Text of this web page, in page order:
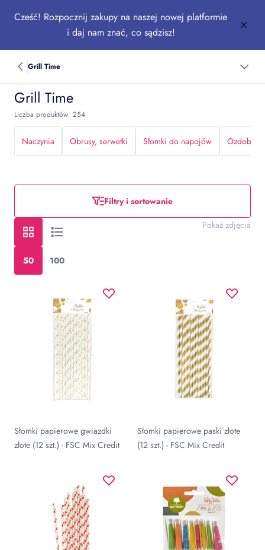
Cześć! Rozpocznij zakupy na naszej nowej platformie
i daj nam znać, co sądzisz!
Grill Time
Grill Time
Liczba produktów: 254
Naczynia Obrusy, serwetki Słomki do napojów Ozdoby
Filtry i sortowanie
50 100
Pokaż zdjęcia
Słomki papierowe gwiazdki
złote (12 szt.) - FSC Mix Credit
Słomki papierowe paski złote
(12 szt.) - FSC Mix Credit